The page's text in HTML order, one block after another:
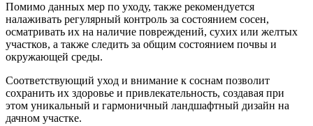
Помимо данных мер по уходу, также рекомендуется
налаживать регулярный контроль за состоянием сосен,
осматривать их на наличие повреждений, сухих или желтых
участков, а также следить за общим состоянием почвы и
окружающей среды.
Соответствующий уход и внимание к соснам позволит
сохранить их здоровье и привлекательность, создавая при
этом уникальный и гармоничный ландшафтный дизайн на
дачном участке.